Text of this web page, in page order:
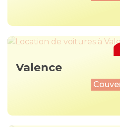
Valence